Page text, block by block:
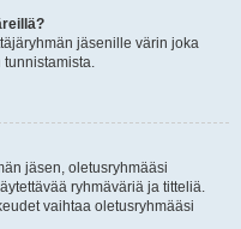
jäsenille värin joka
jäsen, oletusryhmääsi
ryhmäväriä ja titteliä.
vaihtaa oletusryhmääsi